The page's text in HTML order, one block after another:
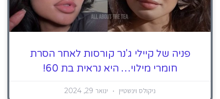
פניה של קיילי ג'נר קורסות לאחר הסרת
חומרי מילוי… היא נראית בת 60!
ניקולס וינשטיין ינואר 29, 2024